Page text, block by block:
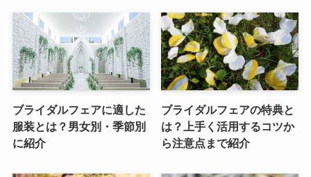
ブライダルフェアに適した
服装とは？男女別・季節別
に紹介
ブライダルフェアの特典と
は？上手く活用するコツか
ら注意点まで紹介